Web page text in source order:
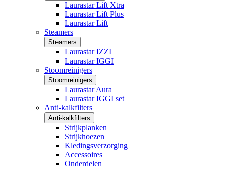
Laurastar Lift Xtra
Laurastar Lift Plus
Laurastar Lift
Steamers
Steamers
Laurastar IZZI
Laurastar IGGI
Stoomreinigers
Stoomreinigers
Laurastar Aura
Laurastar IGGI set
Anti-kalkfilters
Anti-kalkfilters
Strijkplanken
Strijkhoezen
Kledingsverzorging
Accessoires
Onderdelen